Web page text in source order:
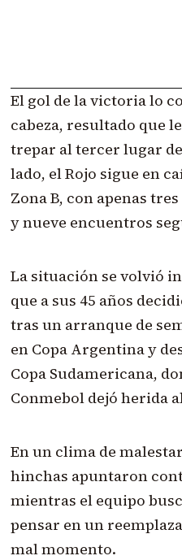
El gol de la victoria lo
cabeza, resultado que
trepar al tercer lugar
lado, el Rojo sigue en
Zona B, con apenas
y nueve encuentros
La situación se volvió
que a sus 45 años
tras un arranque de
en Copa Argentina y
Copa Sudamericana,
Conmebol dejó herida
En un clima de
hinchas apuntaron
mientras el equipo
pensar en un
mal momento.